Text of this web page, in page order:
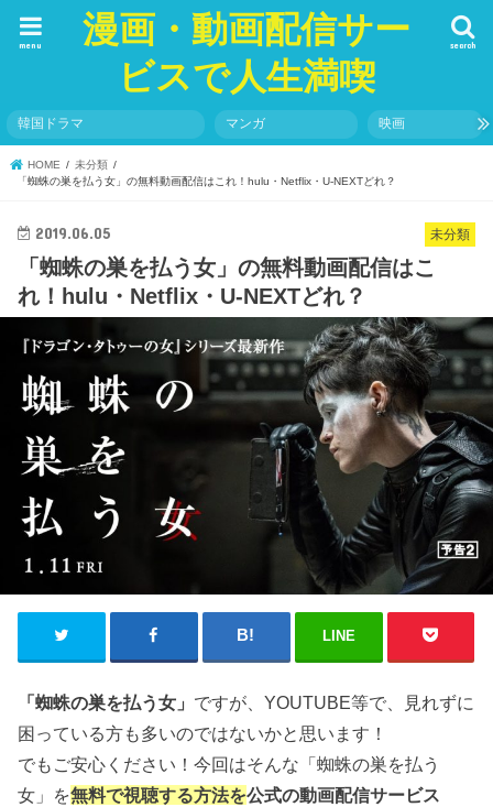
漫画・動画配信サー
ビスで人生満喫
search
menu
韓国ドラマ マンガ 映画
HOME
未分類
「蜘蛛の巣を払う女」の無料動画配信はこれ！hulu・Netflix・U-NEXTどれ？
未分類
2019.06.05
「蜘蛛の巣を払う女」の無料動画配信はこ
れ！hulu・Netflix・U-NEXTどれ？
LINE
「蜘蛛の巣を払う女」 ですが、YOUTUBE等で、見れずに
困っている方も多いのではないかと思います！
でもご安心ください！今回はそんな「蜘蛛の巣を払う
女」を無料で視聴する方法を公式の動画配信サービス